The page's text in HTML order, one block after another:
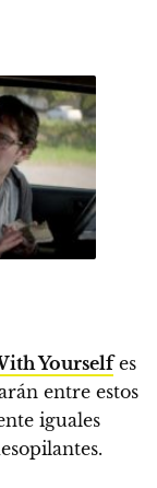
Yourselfes
entre estos
iguales